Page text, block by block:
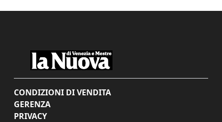
CONDIZIONI DI VENDITA
GERENZA
PRIVACY